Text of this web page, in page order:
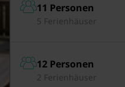
11 Personen
5 Ferienhäuser
12 Personen
2 Ferienhäuser